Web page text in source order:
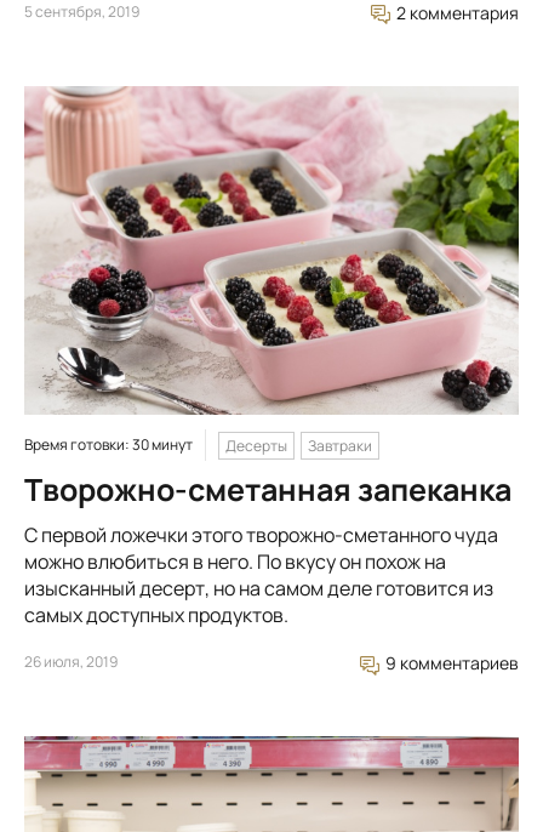
5 сентября, 2019 2 комментария
Время готовки: 30 минут Десерты Завтраки
Творожно-сметанная запеканка
С первой ложечки этого творожно-сметанного чуда
можно влюбиться в него. По вкусу он похож на
изысканный десерт, но на самом деле готовится из
самых доступных продуктов.
26 июля, 2019 9 комментариев